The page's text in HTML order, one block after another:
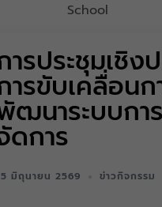
School
ารประชุมเชิง
ารขับเคลื่อนก
ฒนาระบบกา
ดการ
มิถุนายน 2569 ข่าวกิจกรรม